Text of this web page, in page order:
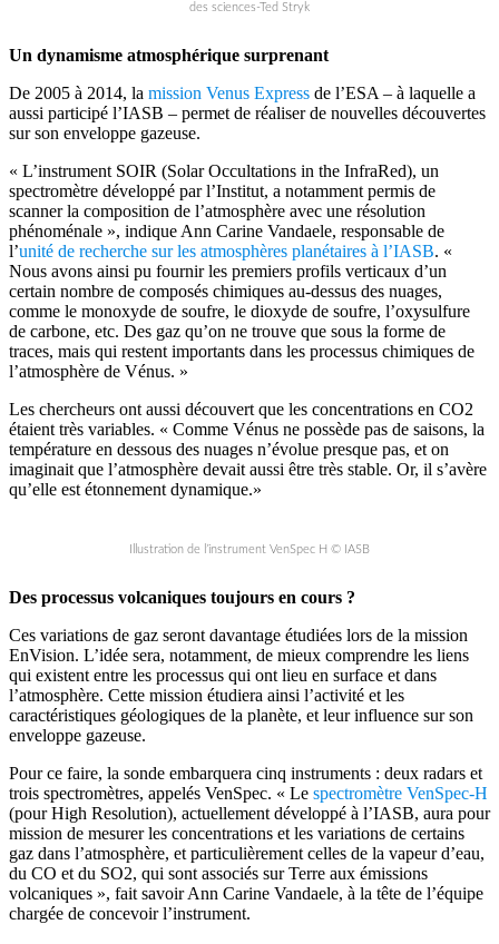
des sciences-Ted Stryk
Un dynamisme atmosphérique surprenant
De 2005 à 2014, la mission Venus Express de l’ESA – à laquelle a
aussi participé l’IASB – permet de réaliser de nouvelles découvertes
sur son enveloppe gazeuse.
« L’instrument SOIR (Solar Occultations in the InfraRed), un
spectromètre développé par l’Institut, a notamment permis de
scanner la composition de l’atmosphère avec une résolution
phénoménale », indique Ann Carine Vandaele, responsable de
l’unité de recherche sur les atmosphères planétaires à l’IASB. «
Nous avons ainsi pu fournir les premiers profils verticaux d’un
certain nombre de composés chimiques au-dessus des nuages,
comme le monoxyde de soufre, le dioxyde de soufre, l’oxysulfure
de carbone, etc. Des gaz qu’on ne trouve que sous la forme de
traces, mais qui restent importants dans les processus chimiques de
l’atmosphère de Vénus. »
Les chercheurs ont aussi découvert que les concentrations en CO2
étaient très variables. « Comme Vénus ne possède pas de saisons, la
température en dessous des nuages n’évolue presque pas, et on
imaginait que l’atmosphère devait aussi être très stable. Or, il s’avère
qu’elle est étonnement dynamique.»
Illustration de l’instrument VenSpec H © IASB
Des processus volcaniques toujours en cours ?
Ces variations de gaz seront davantage étudiées lors de la mission
EnVision. L’idée sera, notamment, de mieux comprendre les liens
qui existent entre les processus qui ont lieu en surface et dans
l’atmosphère. Cette mission étudiera ainsi l’activité et les
caractéristiques géologiques de la planète, et leur influence sur son
enveloppe gazeuse.
Pour ce faire, la sonde embarquera cinq instruments : deux radars et
trois spectromètres, appelés VenSpec. « Le spectromètre VenSpec-H
(pour High Resolution), actuellement développé à l’IASB, aura pour
mission de mesurer les concentrations et les variations de certains
gaz dans l’atmosphère, et particulièrement celles de la vapeur d’eau,
du CO et du SO2, qui sont associés sur Terre aux émissions
volcaniques », fait savoir Ann Carine Vandaele, à la tête de l’équipe
chargée de concevoir l’instrument.